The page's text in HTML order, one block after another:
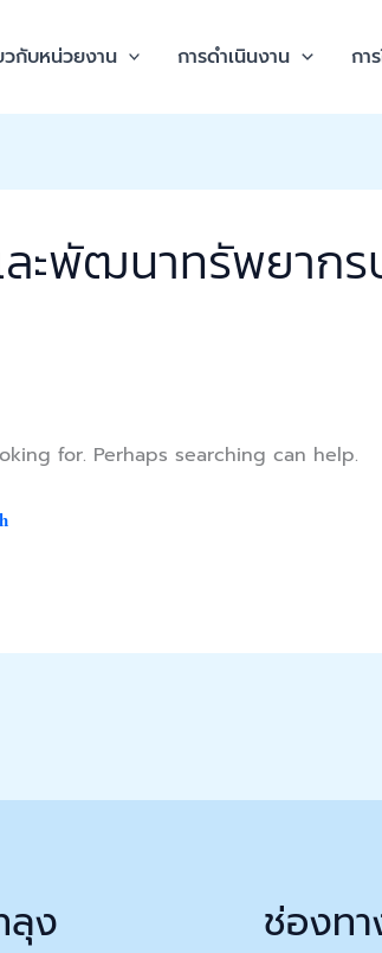
วกับหน่วยงาน การดำเนินงาน กา
ะพัฒนาทรัพยาก
for. Perhaps searching can help.
ลุง ช่องท